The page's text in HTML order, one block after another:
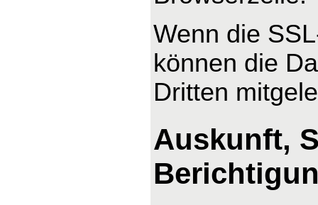
Wenn die
können die
Dritten
Auskunft,